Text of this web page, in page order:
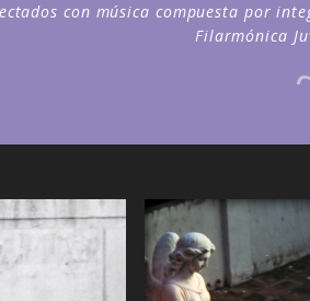
con música compuesta por
Filarmónica